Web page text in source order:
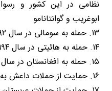
نظامی در این کشور و
ابوغریب و گوانتانامو
۱۳. حمله به سومالی در سال ۱۹۹۲
۱۴. حمله به هائیتی در سال ۱۹۹۴
۱۵. حمله به افغانستان در سال ۲۰۰۱، و کشتن یک میلیون نفر
۱۶. حمایت از حملات داعش به سوریه و عراق